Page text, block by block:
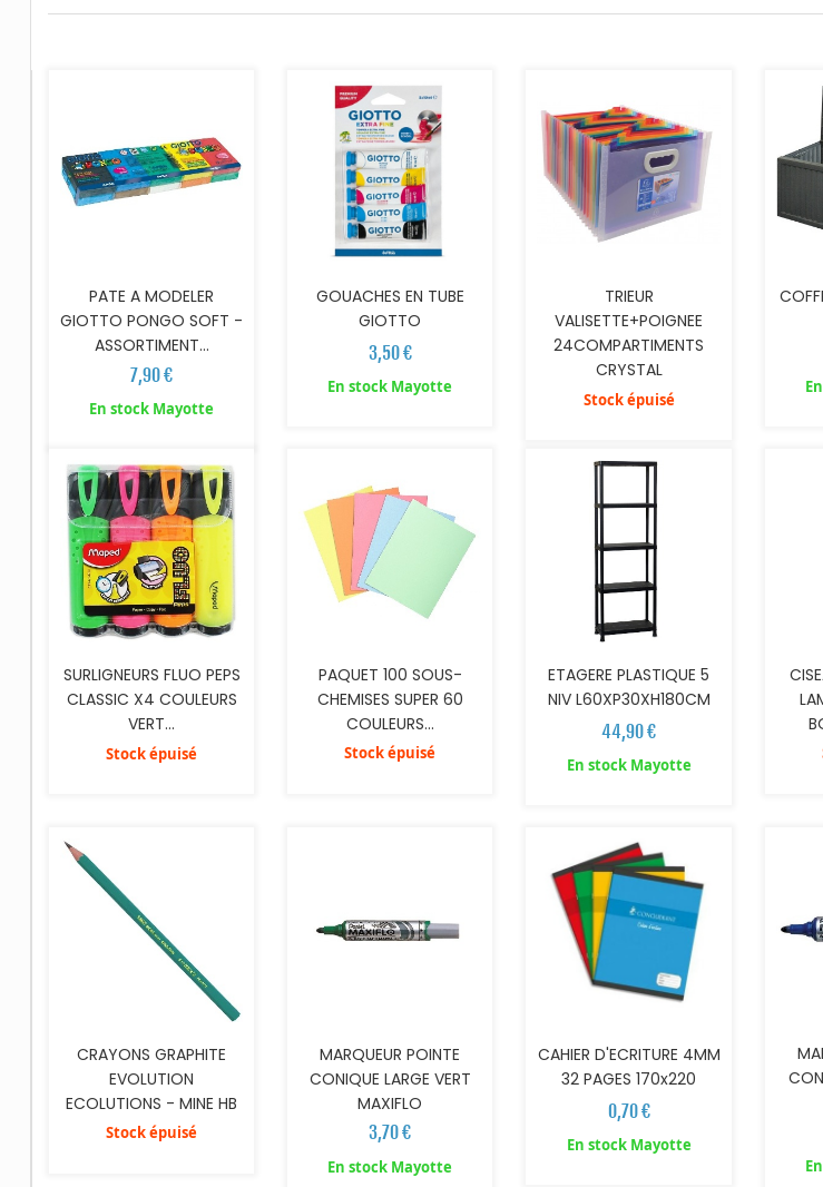
PATE A MODELER
GIOTTO PONGO SOFT -
ASSORTIMENT...
7,90 €
En stock Mayotte
GOUACHES EN TUBE
GIOTTO
3,50 €
En stock Mayotte
TRIEUR
VALISETTE+POIGNEE
24COMPARTIMENTS
CRYSTAL
Stock épuisé
SURLIGNEURS FLUO PEPS
CLASSIC X4 COULEURS
VERT...
Stock épuisé
PAQUET 100 SOUS-
CHEMISES SUPER 60
COULEURS...
Stock épuisé
AJOUTER AU PANIER
ETAGERE PLASTIQUE 5
NIV L60XP30XH180CM
44,90 €
En stock Mayotte
CRAYONS GRAPHITE
EVOLUTION
ECOLUTIONS - MINE HB
Stock épuisé
MARQUEUR POINTE
CONIQUE LARGE VERT
MAXIFLO
3,70 €
En stock Mayotte
AJOUTER AU PANIER
CAHIER D'ECRITURE 4MM
32 PAGES 170x220
0,70 €
En stock Mayotte